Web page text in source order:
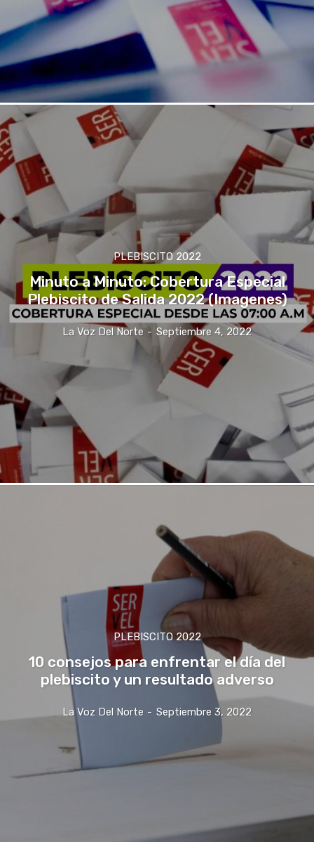
PLEBISCITO 2022
Minuto a Minuto: Cobertura Especial
Plebiscito de Salida 2022 (Imagenes)
La Voz Del Norte - Septiembre 4, 2022
PLEBISCITO 2022
10 consejos para enfrentar el día del
plebiscito y un resultado adverso
La Voz Del Norte - Septiembre 3, 2022